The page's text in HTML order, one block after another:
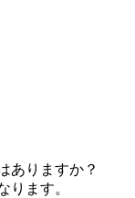
ありますか？
ります。